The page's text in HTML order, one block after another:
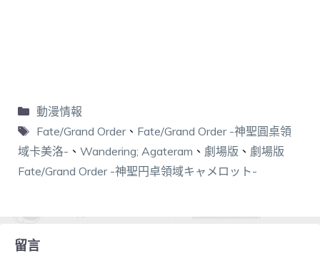
動漫情報
Fate/Grand Order、 Fate/Grand Order -神聖圓桌領
域卡美洛- 、 Wandering; Agateram 、 劇場版 、 劇場版
Fate/Grand Order -神聖円卓領域キャメロット-
留言